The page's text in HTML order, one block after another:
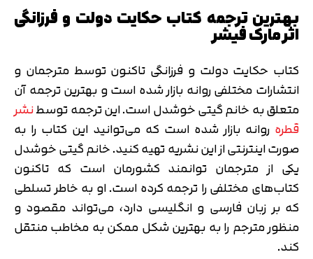
بهترین ترجمه کتاب حکایت دولت و فرزانگی
اثر مارک فیشر
کتاب حکایت دولت و فرزانگی تاکنون توسط مترجمان و
انتشارات مختلفی روانه بازار شده است و بهترین ترجمه آن
متعلق به خانم گیتی خوشدل است. این ترجمه توسطنشر
قطره روانه بازار شده است که می‌توانید این کتاب را به
صورت اینترنتی از این نشریه تهیه کنید. خانم گیتی خوشدل
یکی از مترجمان توانمند کشورمان است که تاکنون
کتاب‌های مختلفی را ترجمه کرده است. او به خاطر تسلطی
که بر زبان فارسی و انگلیسی دارد، می‌تواند مقصود و
منظور مترجم را به بهترین شکل ممکن به مخاطب منتقل
کند.